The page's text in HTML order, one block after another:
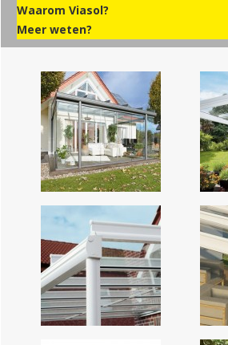
Waarom Viasol?
Meer weten?